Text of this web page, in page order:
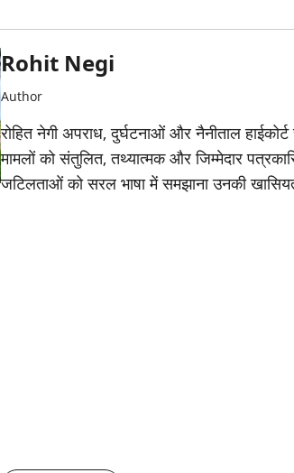
Rohit Negi
Author
रोहित नेगी अपराध, दुर्घटनाओं और नैनीताल
मामलों को संतुलित, तथ्यात्मक और जिम्मेदार
जटिलताओं को सरल भाषा में समझाना उनकी